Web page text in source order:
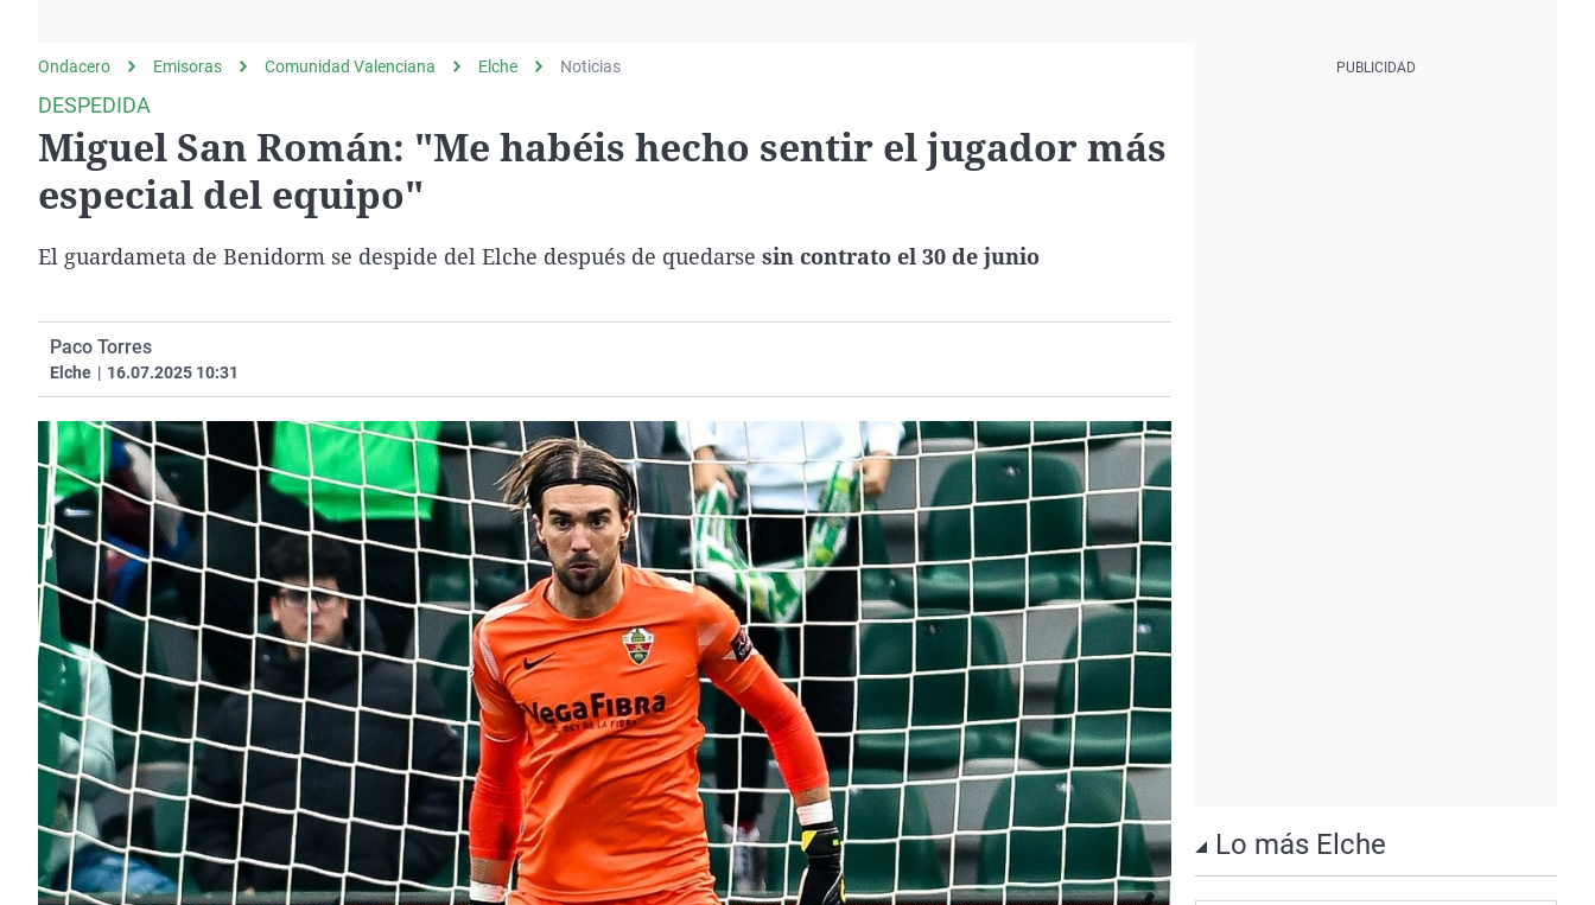
Operación Viuda
Negra
Navarra
Ondacero Emisoras Comunidad Valenciana Elche Noticias
DESPEDIDA
Miguel San Román: "Me habéis hecho sentir el jugador más
especial del equipo"
El guardameta de Benidorm se despide del Elche después de quedarse sin contrato el 30 de junio
Paco Torres
Elche | 16.07.2025 10:31
Lo más Elche